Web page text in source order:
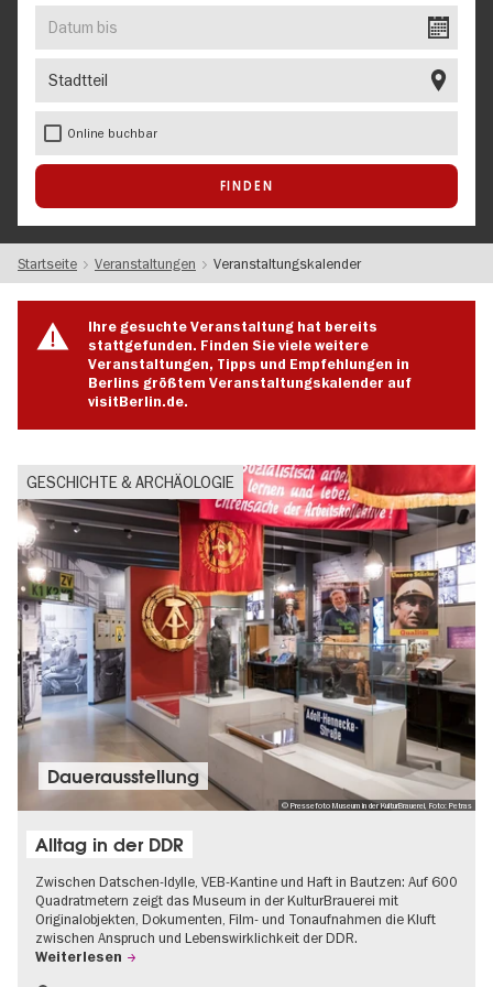
bis
Online buchbar
Startseite Veranstaltungen Veranstaltungskalender
Ihre gesuchte Veranstaltung hat bereits
stattgefunden. Finden Sie viele weitere
Veranstaltungen, Tipps und Empfehlungen in
Berlins größtem Veranstaltungskalender auf
visitBerlin.de.
GESCHICHTE & ARCHÄOLOGIE
© Pressefoto Museum in der KulturBrauerei, Foto: Petras
Dauer­aus­stel­lung
Alltag in der DDR
Zwischen Datschen-Idylle, VEB-Kantine und Haft in Bautzen: Auf 600
Quadratmetern zeigt das Museum in der KulturBrauerei mit
Originalobjekten, Dokumenten, Film- und Tonaufnahmen die Kluft
zwischen Anspruch und Lebenswirklichkeit der DDR.
Weiterlesen